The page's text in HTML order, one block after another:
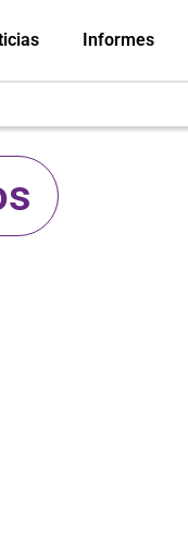
Informes